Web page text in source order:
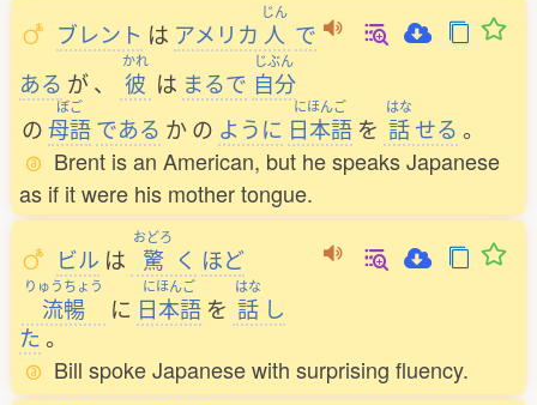
ブレント は アメリカ
じん
人 で
ある が、
かれ
彼 は まるで
じぶん
自分
の
ぼご
母語である か の ように
にほんご
日本語 を
はな
話せる 。
Brent is an American, but he speaks Japanese
as if it were his mother tongue.
ビル は
おどろ
驚 く ほど
りゅうちょう
流暢 に
にほんご
日本語 を
はな
話 し
た。
Bill spoke Japanese with surprising fluency.